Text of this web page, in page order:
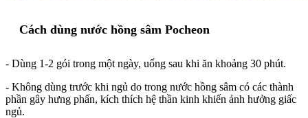
Cách dùng nước hồng sâm Pocheon
- Dùng 1-2 gói trong một ngày, uống sau khi ăn khoảng 30 phút.
- Không dùng trước khi ngủ do trong nước hồng sâm có các thành
phần gây hưng phấn, kích thích hệ thần kinh khiến ảnh hưởng giấc
ngủ.